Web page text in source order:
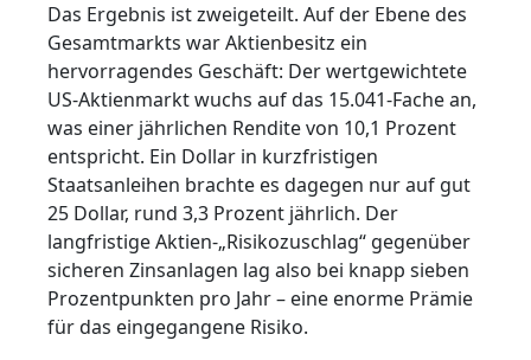
Das Ergebnis ist zweigeteilt. Auf der Ebene des
Gesamtmarkts war Aktienbesitz ein
hervorragendes Geschäft: Der wertgewichtete
US‑Aktienmarkt wuchs auf das 15.041‑Fache an,
was einer jährlichen Rendite von 10,1 Prozent
entspricht. Ein Dollar in kurzfristigen
Staatsanleihen brachte es dagegen nur auf gut
25 Dollar, rund 3,3 Prozent jährlich. Der
langfristige Aktien‑„Risikozuschlag“ gegenüber
sicheren Zinsanlagen lag also bei knapp sieben
Prozentpunkten pro Jahr – eine enorme Prämie
für das eingegangene Risiko.